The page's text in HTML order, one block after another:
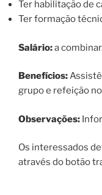
Ter habilitação de
Ter formação
Salário:a
Benefícios:
grupo e refeição
Observações:
Os interessados
através do botão